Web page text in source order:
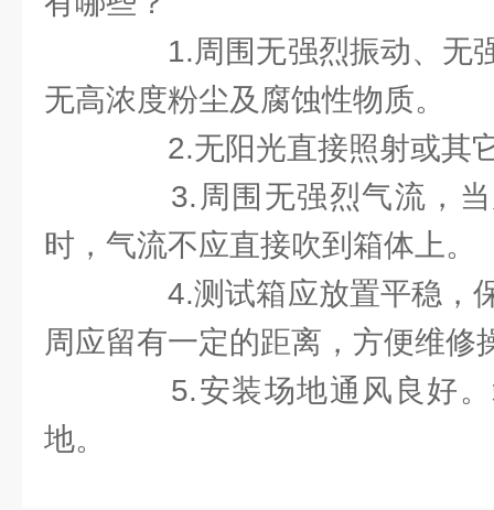
1.周围无强烈振动、无
无高浓度粉尘及腐蚀性物质。
2.无阳光直接照射或其
3.周围无强烈气流，当
时，气流不应直接吹到箱体上。
4.测试箱应放置平稳，
周应留有一定的距离，方便维修
5.安装场地通风良好。
地。